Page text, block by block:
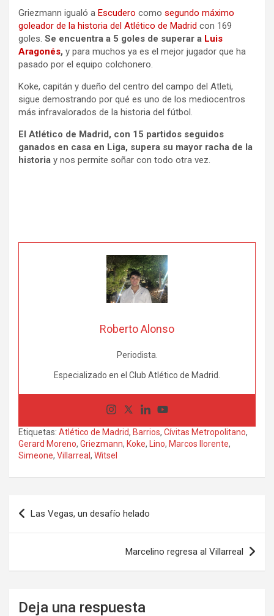
Griezmann igualó a Escudero como segundo máximo
goleador de la historia del Atlético de Madrid con 169
goles. Se encuentra a 5 goles de superar a Luis
Aragonés, y para muchos ya es el mejor jugador que ha
pasado por el equipo colchonero.
Koke, capitán y dueño del centro del campo del Atleti,
sigue demostrando por qué es uno de los mediocentros
más infravalorados de la historia del fútbol.
El Atlético de Madrid, con 15 partidos seguidos
ganados en casa en Liga, supera su mayor racha de la
historia y nos permite soñar con todo otra vez.
Roberto Alonso
Periodista.
Especializado en el Club Atlético de Madrid.
Etiquetas: Atlético de Madrid, Barrios, Cívitas Metropolitano,
Gerard Moreno, Griezmann, Koke, Lino, Marcos llorente,
Simeone, Villarreal, Witsel
Navegación
de
Las Vegas, un desafío helado
Marcelino regresa al Villarreal
Deja una respuesta